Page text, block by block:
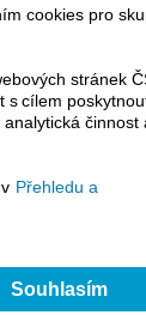
cookies pro
stránek
s cílem
činnost
Přehledu a
Souhlasím